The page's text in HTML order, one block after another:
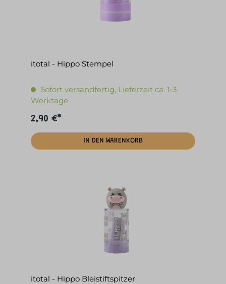
itotal - Hippo Stempel
Sofort versandfertig, Lieferzeit ca. 1-3
Werktage
2,90 €*
IN DEN WARENKORB
itotal - Hippo Bleistiftspitzer